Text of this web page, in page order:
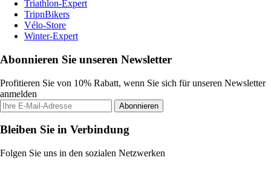
Triathlon-Expert
TripnBikers
Vélo-Store
Winter-Expert
Abonnieren Sie unseren Newsletter
Profitieren Sie von 10% Rabatt, wenn Sie sich für unseren Newsletter
anmelden
Abonnieren
Bleiben Sie in Verbindung
Folgen Sie uns in den sozialen Netzwerken